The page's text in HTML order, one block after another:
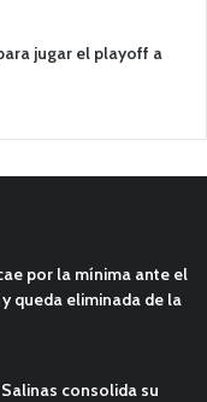
jugar el playoff a
por la mínima ante el
queda eliminada de la
consolida su